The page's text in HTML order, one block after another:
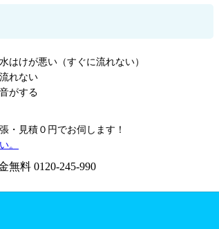
はけが悪い（すぐに流れない）
れない
がする
・見積０円でお伺します！
。